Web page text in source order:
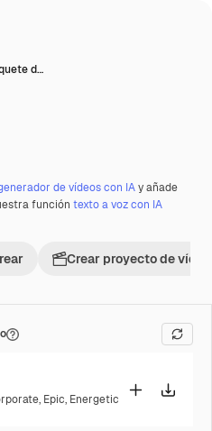
d…
de vídeos con IAy añade
función texto a voz con IA
Crear proyecto de vídeo
, Epic, Energetic